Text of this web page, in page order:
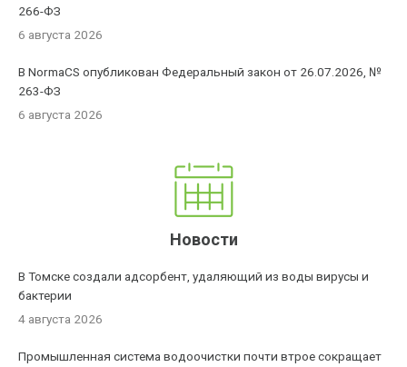
266-ФЗ
6 августа 2026
В NormaCS опубликован Федеральный закон от 26.07.2026, №
263-ФЗ
6 августа 2026
Новости
В Томске создали адсорбент, удаляющий из воды вирусы и
бактерии
4 августа 2026
Промышленная система водоочистки почти втрое сокращает